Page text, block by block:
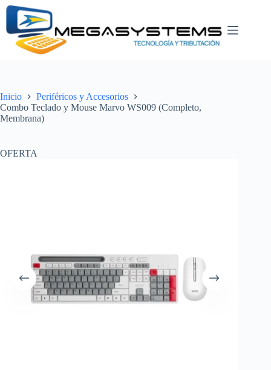
Saltar
contenido
Inicio
Periféricos y Accesorios
Combo Teclado y Mouse Marvo WS009 (Completo,
Membrana)
OFERTA